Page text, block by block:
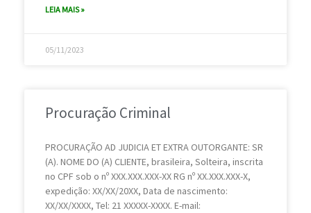
LEIA MAIS »
05/11/2023
Procuração Criminal
PROCURAÇÃO AD JUDICIA ET EXTRA OUTORGANTE: SR
(A). NOME DO (A) CLIENTE, brasileira, Solteira, inscrita
no CPF sob o nº XXX.XXX.XXX-XX RG nº XX.XXX.XXX-X,
expedição: XX/XX/20XX, Data de nascimento:
XX/XX/XXXX, Tel: 21 XXXXX-XXXX. E-mail: